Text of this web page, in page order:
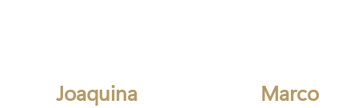
Joaquina
Marco